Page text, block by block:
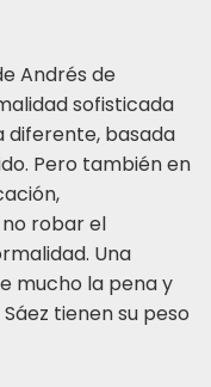
Andrés de
sofisticada
diferente, basada
Pero también en
robar el
Una
mucho la pena y
tienen su peso